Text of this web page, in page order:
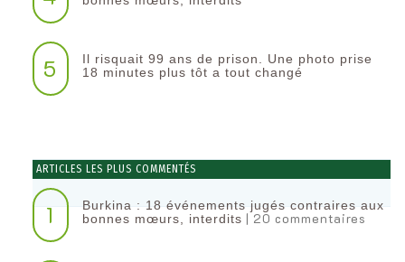
5
Il risquait 99 ans de prison. Une photo prise
18 minutes plus tôt a tout changé
ARTICLES LES PLUS COMMENTÉS
1
Burkina : 18 événements jugés contraires aux
bonnes mœurs, interdits | 20 commentaires